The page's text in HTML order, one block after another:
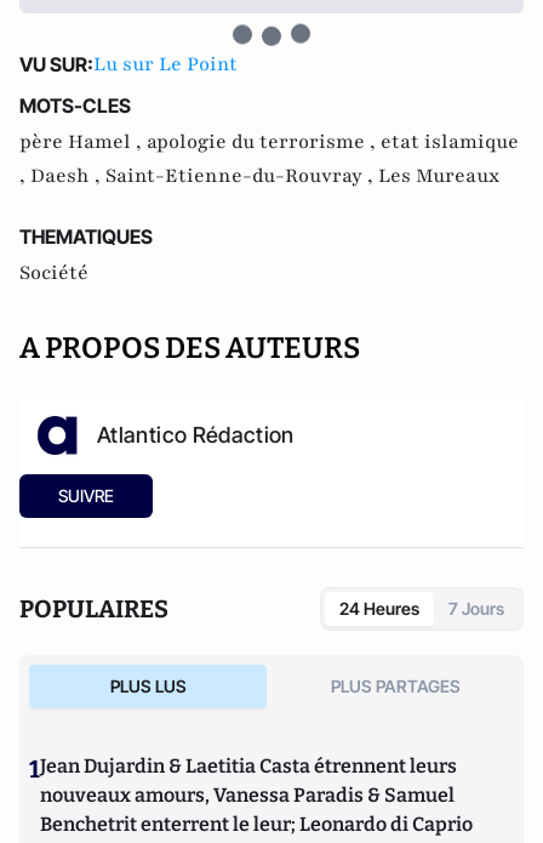
VU SUR:Lu sur Le Point
MOTS-CLES
père Hamel , apologie du terrorisme , etat islamique
, Daesh , Saint-Etienne-du-Rouvray , Les Mureaux
THEMATIQUES
Société
A PROPOS DES AUTEURS
Atlantico Rédaction
SUIVRE
POPULAIRES 24 Heures 7 Jours
PLUS LUS PLUS PARTAGES
1Jean Dujardin & Laetitia Casta étrennent leurs
nouveaux amours, Vanessa Paradis & Samuel
Benchetrit enterrent le leur; Leonardo di Caprio